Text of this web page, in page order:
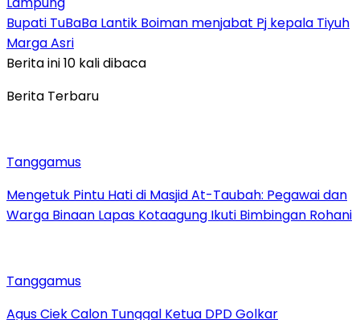
Bupati TuBaBa Lantik Boiman menjabat Pj kepala Tiyuh
Marga Asri
Berita ini 10 kali dibaca
Berita Terbaru
Tanggamus
Mengetuk Pintu Hati di Masjid At-Taubah: Pegawai dan
Warga Binaan Lapas Kotaagung Ikuti Bimbingan Rohani
Tanggamus
Agus Ciek Calon Tunggal Ketua DPD Golkar